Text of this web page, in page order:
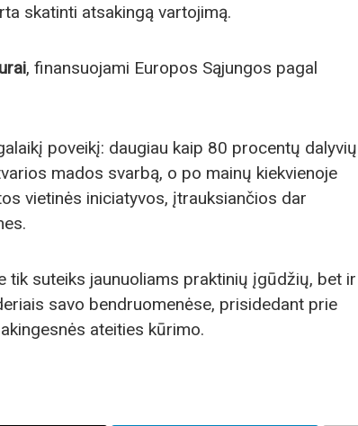
skatinti atsakingą vartojimą.
, finansuojami Europos Sąjungos pagal
poveikį: daugiau kaip 80 procentų dalyvių
mados svarbą, o po mainų kiekvienoje
vietinės iniciatyvos, įtrauksiančios dar
tik suteiks jaunuoliams praktinių įgūdžių, bet ir
savo bendruomenėse, prisidedant prie
ateities kūrimo.